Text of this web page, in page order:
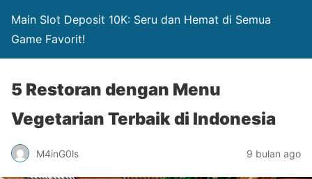
Main Slot Deposit 10K: Seru dan Hemat di Semua
Game Favorit!
5 Restoran dengan Menu
Vegetarian Terbaik di Indonesia
M4inG0ls 9 bulan ago